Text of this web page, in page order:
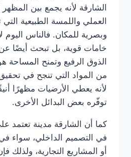
الشارقة لأنه يجمع بين
العملي واللمسة الطبيعية
وبصرية للمكان. فالناس
خامات قوية، بل تبحث أيضًا
الذوق الرفيع وتمنح المساحة
من المواد التي تنجح في تحقيق
لأنه يعطي الأرضيات مظهرًا
توفّره بعض البدائل الأخرى.
كما أن الشارقة مدينة تعتمد
في التصميم الداخلي، سواء في
أو المشاريع التجارية، ولذلك